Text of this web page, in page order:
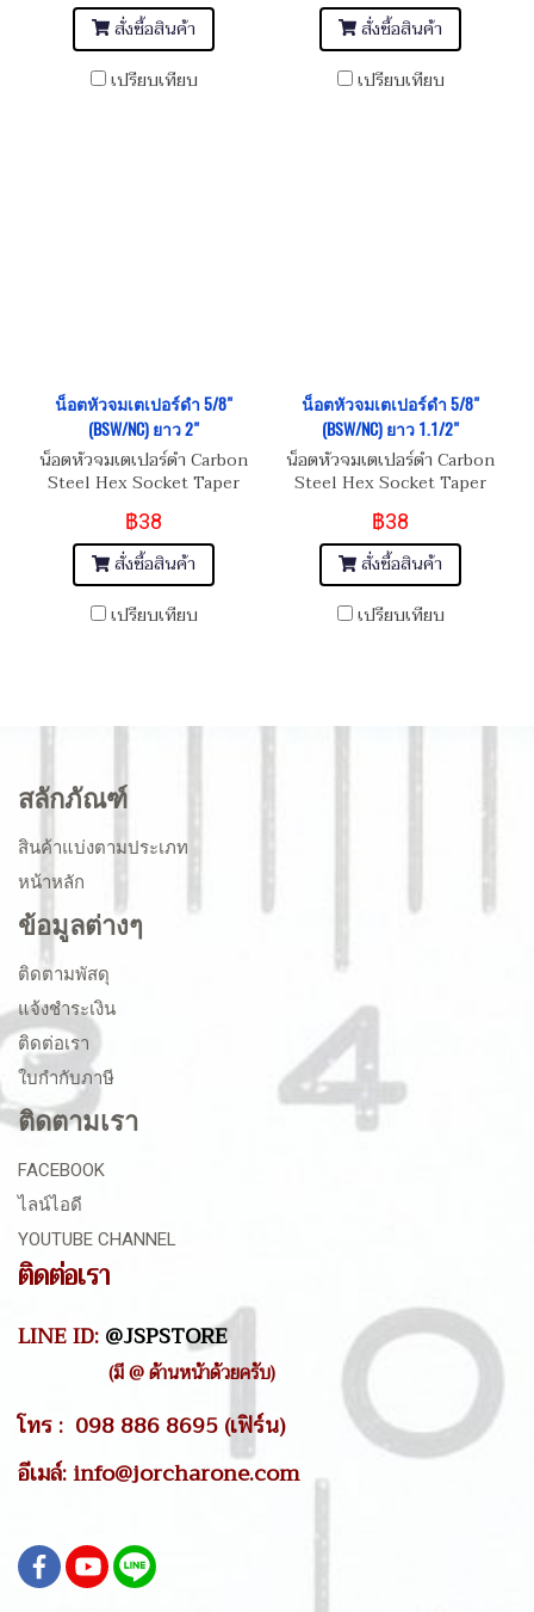
สั่งซื้อสินค้า
เปรียบเทียบ
สั่งซื้อสินค้า
เปรียบเทียบ
น็อตหัวจมเตเปอร์ดำ 5/8"
(BSW/NC) ยาว 2"
น็อตหัวจมเตเปอร์ดำ Carbon
Steel Hex Socket Taper
฿38
สั่งซื้อสินค้า
เปรียบเทียบ
น็อตหัวจมเตเปอร์ดำ 5/8"
(BSW/NC) ยาว 1.1/2"
น็อตหัวจมเตเปอร์ดำ Carbon
Steel Hex Socket Taper
฿38
สั่งซื้อสินค้า
เปรียบเทียบ
สลักภัณฑ์
สินค้าแบ่งตามประเภท
หน้าหลัก
ข้อมูลต่างๆ
ติดตามพัสดุ
แจ้งชำระเงิน
ติดต่อเรา
ใบกำกับภาษี
ติดตามเรา
FACEBOOK
ไลน์ไอดี
YOUTUBE CHANNEL
ติดต่อเรา
LINE ID:@JSPSTORE
(มี @ ด้านหน้าด้วยครับ)
โทร : 098 886 8695 (เฟิร์น)
อีเมล์: info@jorcharone.com